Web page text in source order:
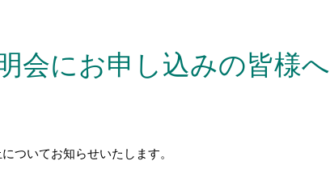
会にお申し込みの皆様へ
ついてお知らせいたします。